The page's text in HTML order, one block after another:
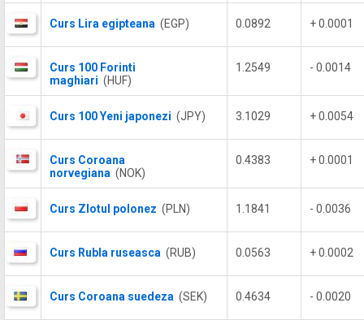
Curs Lira egipteana (EGP) 0.0892 + 0.0001
Curs 100 Forinti
maghiari (HUF)
1.2549 - 0.0014
Curs 100 Yeni japonezi (JPY) 3.1029 + 0.0054
Curs Coroana
norvegiana (NOK)
0.4383 + 0.0001
Curs Zlotul polonez (PLN) 1.1841 - 0.0036
Curs Rubla ruseasca (RUB) 0.0563 + 0.0002
Curs Coroana suedeza (SEK) 0.4634 - 0.0020